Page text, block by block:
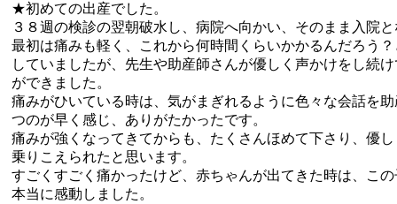
★初めての出産でした。
３８週の検診の翌朝破水し、病院へ向かい、そのまま入院
最初は痛みも軽く、これから何時間くらいかかるんだろう
していましたが、先生や助産師さんが優しく声かけをし続
ができました。
痛みがひいている時は、気がまぎれるように色々な会話を
つのが早く感じ、ありがたかったです。
痛みが強くなってきてからも、たくさんほめて下さり、優
乗りこえられたと思います。
すごくすごく痛かったけど、赤ちゃんが出てきた時は、こ
本当に感動しました。